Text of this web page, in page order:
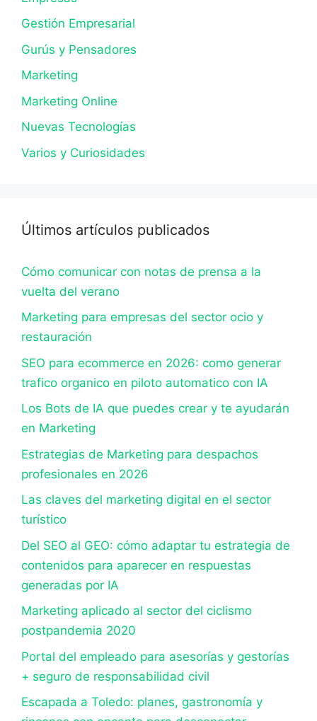
Gestión Empresarial
Gurús y Pensadores
Marketing
Marketing Online
Nuevas Tecnologías
Varios y Curiosidades
Últimos artículos publicados
Cómo comunicar con notas de prensa a la
vuelta del verano
Marketing para empresas del sector ocio y
restauración
SEO para ecommerce en 2026: como generar
trafico organico en piloto automatico con IA
Los Bots de IA que puedes crear y te ayudarán
en Marketing
Estrategias de Marketing para despachos
profesionales en 2026
Las claves del marketing digital en el sector
turístico
Del SEO al GEO: cómo adaptar tu estrategia de
contenidos para aparecer en respuestas
generadas por IA
Marketing aplicado al sector del ciclismo
postpandemia 2020
Portal del empleado para asesorías y gestorías
+ seguro de responsabilidad civil
Escapada a Toledo: planes, gastronomía y